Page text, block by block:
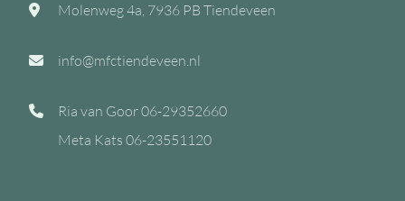
Molenweg 4a, 7936 PB Tiendeveen
info@mfctiendeveen.nl
Ria van Goor06-29352660
Meta Kats 06-23551120